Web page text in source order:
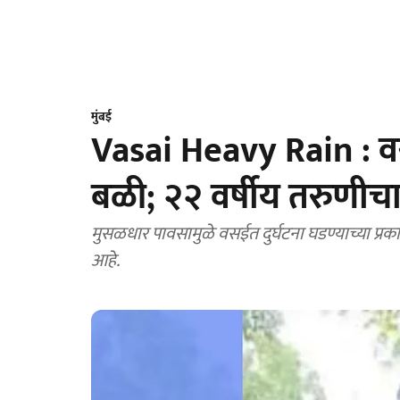
मुंबई
Vasai Heavy Rain :
बळी; २२ वर्षीय
मुसळधार पावसामुळे वसईत दुर्घटना घडण्याच्या
आहे.